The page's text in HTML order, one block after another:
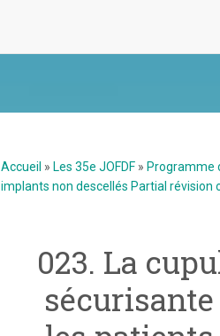
Accueil » Les 35e JOFDF » Programme
implants non descellés Partial révision
023. La